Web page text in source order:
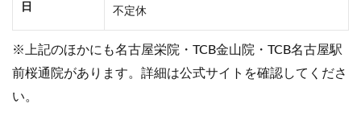
日
不定休
※上記のほかにも名古屋栄院・TCB金山院・TCB名古屋駅
前桜通院があります。詳細は公式サイトを確認してくださ
い。